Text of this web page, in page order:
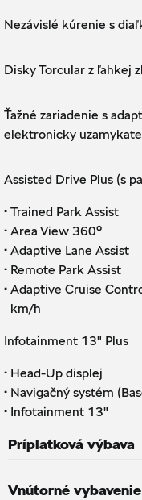
Nezávislé kúrenie s
Disky Torcular z ľahkej
Ťažné zariadenie s
elektronicky
Assisted Drive Plus (s
· Trained Park Assist
· Area View 360°
· Adaptive Lane Assist
· Remote Park Assist
· Adaptive Cruise
km/h
Infotainment 13" Plus
· Head-Up displej
· Navigačný systém
· Infotainment 13"
Príplatková výbava
Vnútorné vybavenie